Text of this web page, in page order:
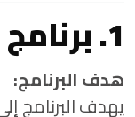
1. برنامج الامتياز الفلاحي
هدف البرنامج:
يهدف البرنامج